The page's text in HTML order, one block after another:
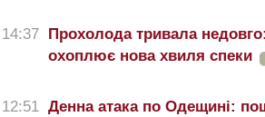
14:37
Прохолода тривала
охоплює нова хвиля спеки
12:51 Денна атака по Одещині: